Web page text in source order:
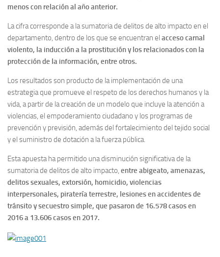
menos con relación al año anterior.
La cifra corresponde a la sumatoria de delitos de alto impacto en el
departamento, dentro de los que se encuentran el acceso carnal
violento, la inducción a la prostitución y los relacionados con la
protección de la información, entre otros.
Los resultados son producto de la implementación de una
estrategia que promueve el respeto de los derechos humanos y la
vida, a partir de la creación de un modelo que incluye la atención a
violencias, el empoderamiento ciudadano y los programas de
prevención y previsión, además del fortalecimiento del tejido social
y el suministro de dotación a la fuerza pública.
Esta apuesta ha permitido una disminución significativa de la
sumatoria de delitos de alto impacto, entre abigeato, amenazas,
delitos sexuales, extorsión, homicidio, violencias
interpersonales, piratería terrestre, lesiones en accidentes de
tránsito y secuestro simple, que pasaron de 16.578 casos en
2016 a 13.606 casos en 2017.